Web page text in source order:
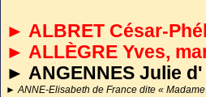
cette page.
► ALBRET César-
► ALLÈGRE Yves,
► ANGENNES Julie d'
► ANNE-Elisabeth de France dite «